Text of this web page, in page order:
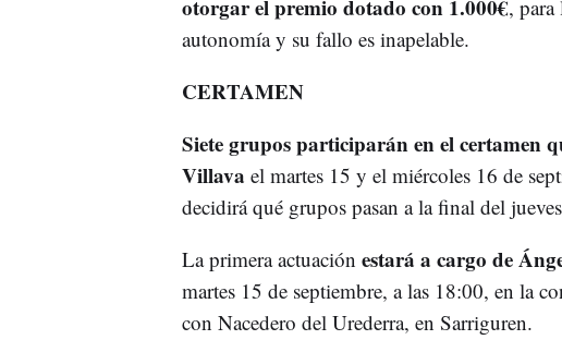
otorgar el premio dotado con 1.000€,
autonomía y su fallo es inapelable.
CERTAMEN
Siete grupos participarán en el certamen
Villava el martes 15 y el miércoles 16 de
decidirá qué grupos pasan a la final del
La primera actuación estará a cargo de
martes 15 de septiembre, a las 18:00, en la
con Nacedero del Urederra, en Sarriguren.